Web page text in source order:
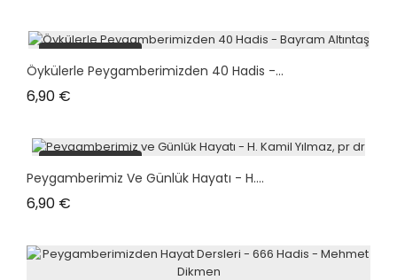
plus en stock
Öykülerle Peygamberimizden 40 Hadis -...
6,90 €
plus en stock
Peygamberimiz Ve Günlük Hayatı - H....
6,90 €